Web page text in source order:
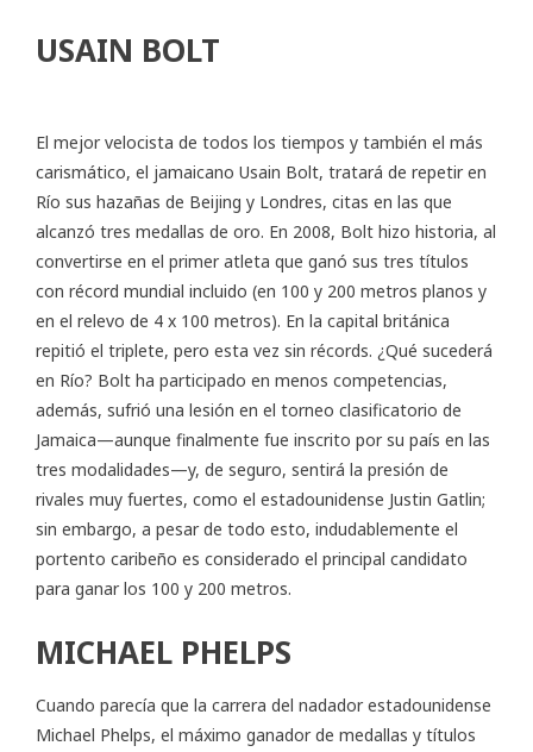
USAIN BOLT
El mejor velocista de todos los tiempos y también el más
carismático, el jamaicano Usain Bolt, tratará de repetir en
Río sus hazañas de Beijing y Londres, citas en las que
alcanzó tres medallas de oro. En 2008, Bolt hizo historia, al
convertirse en el primer atleta que ganó sus tres títulos
con récord mundial incluido (en 100 y 200 metros planos y
en el relevo de 4 x 100 metros). En la capital británica
repitió el triplete, pero esta vez sin récords. ¿Qué sucederá
en Río? Bolt ha participado en menos competencias,
además, sufrió una lesión en el torneo clasificatorio de
Jamaica—aunque finalmente fue inscrito por su país en las
tres modalidades—y, de seguro, sentirá la presión de
rivales muy fuertes, como el estadounidense Justin Gatlin;
sin embargo, a pesar de todo esto, indudablemente el
portento caribeño es considerado el principal candidato
para ganar los 100 y 200 metros.
MICHAEL PHELPS
Cuando parecía que la carrera del nadador estadounidense
Michael Phelps, el máximo ganador de medallas y títulos